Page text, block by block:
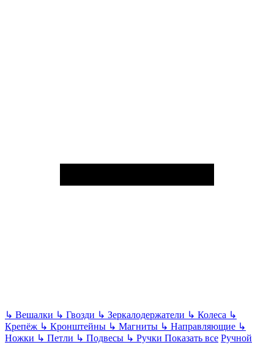
↳ Вешалки ↳ Гвозди ↳ Зеркалодержатели ↳ Колеса ↳
Крепёж ↳ Кронштейны ↳ Магниты ↳ Направляющие ↳
Ножки ↳ Петли ↳ Подвесы ↳ Ручки Показать все Ручной